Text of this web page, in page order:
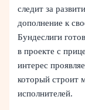
следит за
дополнение к
Бундеслиги
в проекте с
интерес
который строит
исполнителей.